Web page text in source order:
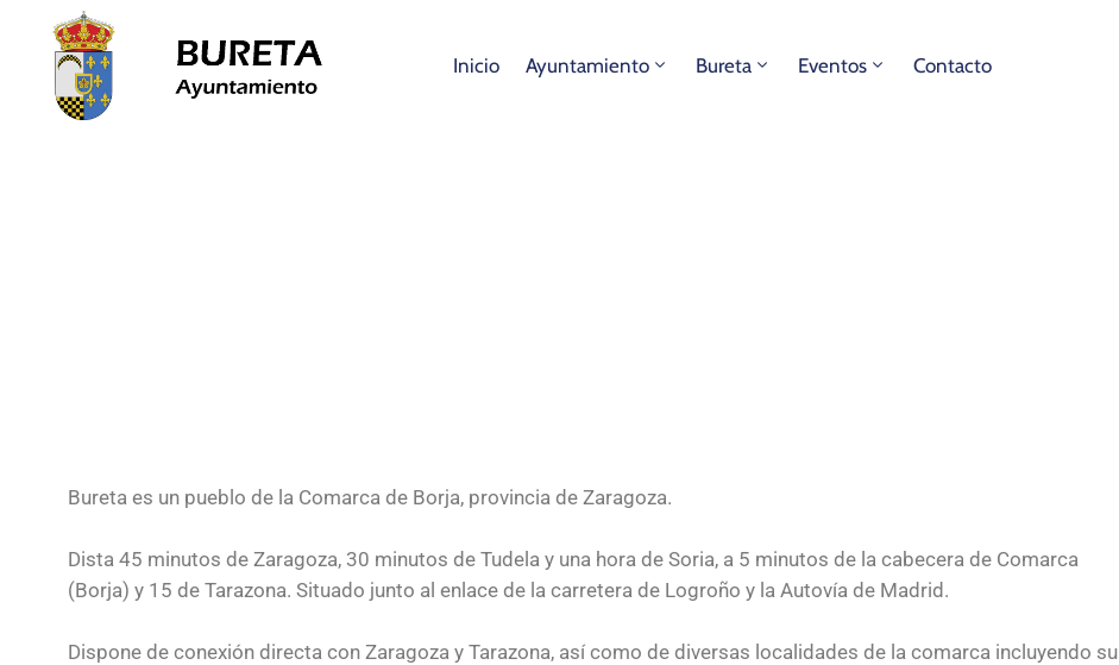
Inicio Ayuntamiento Bureta Eventos Contacto
Bureta es un pueblo de la Comarca de Borja, provincia de Zaragoza.
Dista 45 minutos de Zaragoza, 30 minutos de Tudela y una hora de Soria, a 5 minutos de la cabecera de Comarca
(Borja) y 15 de Tarazona. Situado junto al enlace de la carretera de Logroño y la Autovía de Madrid.
Dispone de conexión directa con Zaragoza y Tarazona, así como de diversas localidades de la comarca incluyendo su